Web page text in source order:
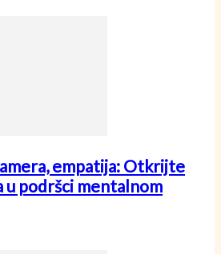
empatija: Otkrijte
u podršci mentalnom